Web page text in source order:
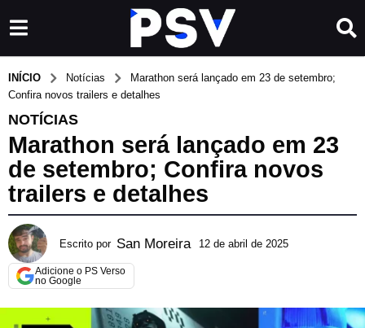
INÍCIO Notícias
Marathon será lançado em 23 de setembro;
Confira novos trailers e detalhes
NOTÍCIAS
Marathon será lançado em 23
de setembro; Confira novos
trailers e detalhes
Escrito por San Moreira 12 de abril de 2025
a
b
Adicione o PS Verso
no Google